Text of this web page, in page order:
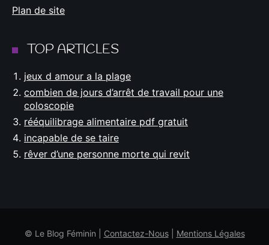
Plan de site
TOP ARTICLES
jeux d amour a la plage
combien de jours d’arrêt de travail pour une
coloscopie
rééquilibrage alimentaire pdf gratuit
incapable de se taire
rêver d’une personne morte qui revit
© Le Blog Féminin | Contactez-Nous| Mentions Légales